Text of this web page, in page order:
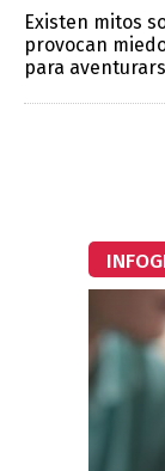
Existen mitos
provocan
para